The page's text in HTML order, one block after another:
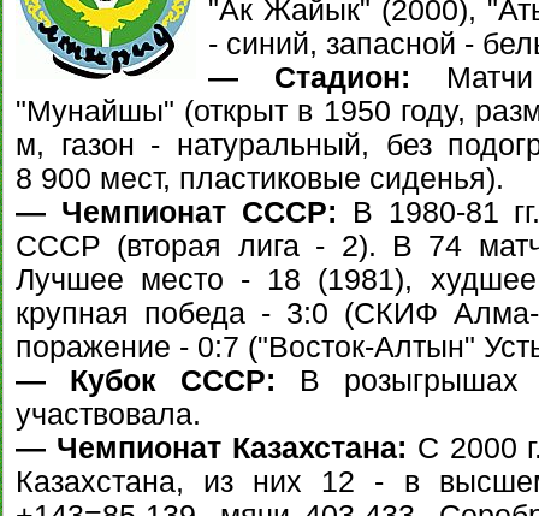
"Ак Жайык" (2000),
- синий, запасной -
— Стадион: Матчи
"Мунайшы" (открыт в 1950 году,
м, газон - натуральный, без
8 900 мест, пластиковые сиденья).
— Чемпионат СССР: В 1980-81
СССР (вторая лига - 2). В 74
Лучшее место - 18 (1981),
крупная победа - 3:0 (СКИФ
поражение - 0:7 ("Восток-Алтын"
— Кубок СССР: В розыгрышах
участвовала.
— Чемпионат Казахстана: С 2000
Казахстана, из них 12 - в